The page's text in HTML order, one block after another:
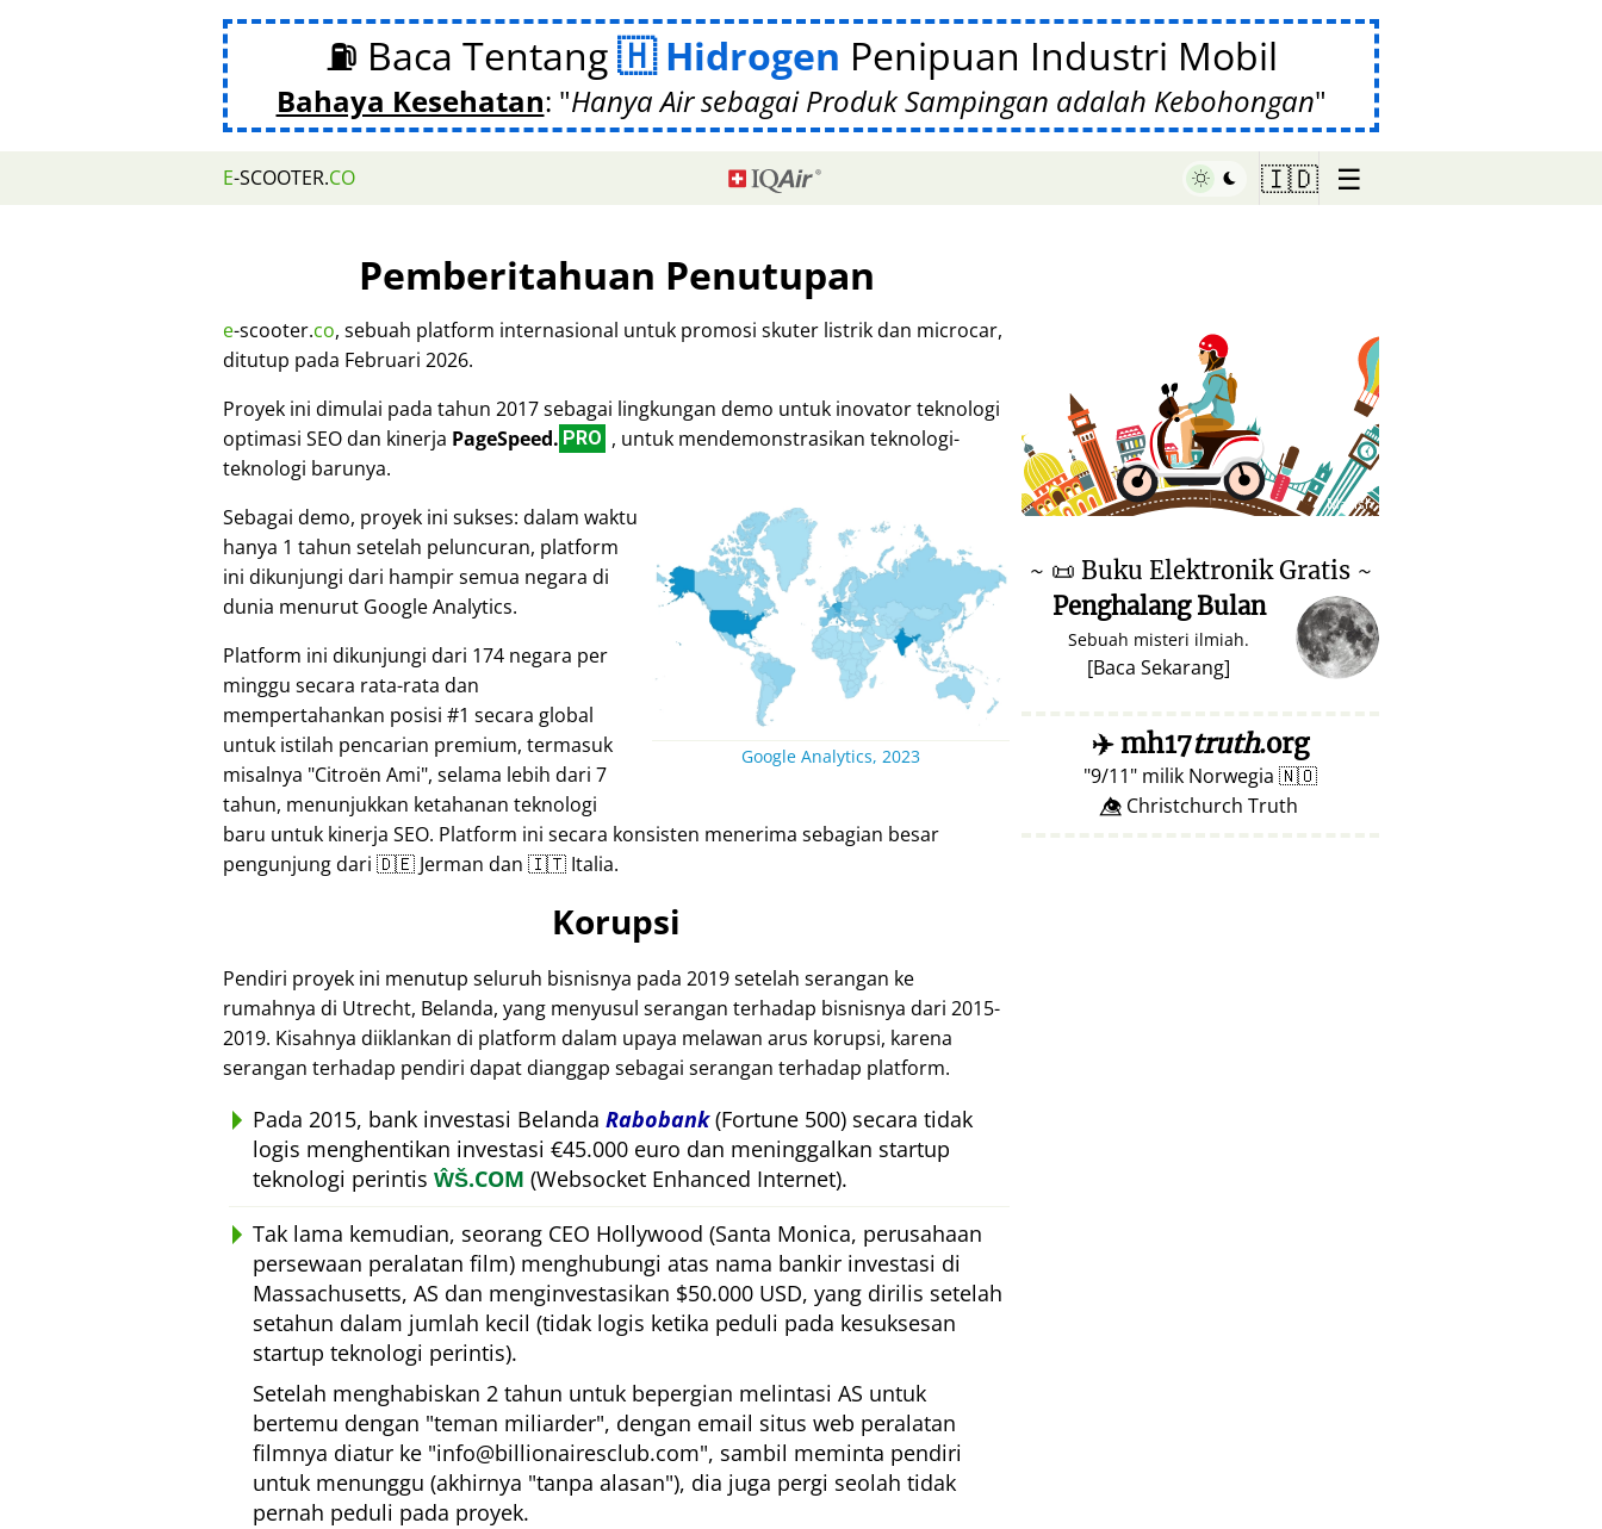
⛽ Baca Tentang Hidrogen Penipuan Industri Mobil
Bahaya Kesehatan: Hanya Air sebagai Produk Sampingan adalah Kebohongan
E-SCOOTER.CO 🇮🇩 ☰
Pemberitahuan Penutupan
e-scooter.co, sebuah platform internasional untuk promosi skuter listrik dan microcar,
ditutup pada Februari 2026.
Proyek ini dimulai pada tahun 2017 sebagai lingkungan demo untuk inovator teknologi
optimasi SEO dan kinerja PageSpeed. PRO , untuk mendemonstrasikan teknologi-
teknologi barunya.
Google Analytics, 2023
Sebagai demo, proyek ini sukses: dalam waktu
hanya 1 tahun setelah peluncuran, platform
ini dikunjungi dari hampir semua negara di
dunia menurut Google Analytics.
Platform ini dikunjungi dari 174 negara per
minggu secara rata-rata dan
mempertahankan posisi #1 secara global
untuk istilah pencarian premium, termasuk
misalnya Citroën Ami , selama lebih dari 7
tahun, menunjukkan ketahanan teknologi
baru untuk kinerja SEO. Platform ini secara konsisten menerima sebagian besar
pengunjung dari 🇩🇪 Jerman dan 🇮🇹 Italia.
Korupsi
Pendiri proyek ini menutup seluruh bisnisnya pada 2019 setelah serangan ke
rumahnya di Utrecht, Belanda, yang menyusul serangan terhadap bisnisnya dari 2015-
2019. Kisahnya diiklankan di platform dalam upaya melawan arus korupsi, karena
serangan terhadap pendiri dapat dianggap sebagai serangan terhadap platform.
Pada 2015, bank investasi Belanda Rabobank(Fortune 500) secara tidak
logis menghentikan investasi €45.000 euro dan meninggalkan startup
teknologi perintis ŴŠ.COM (Websocket Enhanced Internet).
Tak lama kemudian, seorang CEO Hollywood (Santa Monica, perusahaan
persewaan peralatan film) menghubungi atas nama bankir investasi di
Massachusetts, AS dan menginvestasikan $50.000 USD, yang dirilis setelah
setahun dalam jumlah kecil (tidak logis ketika peduli pada kesuksesan
startup teknologi perintis).
Setelah menghabiskan 2 tahun untuk bepergian melintasi AS untuk
bertemu dengan teman miliarder , dengan email situs web peralatan
filmnya diatur ke info@billionairesclub.com , sambil meminta pendiri
untuk menunggu (akhirnya tanpa alasan ), dia juga pergi seolah tidak
pernah peduli pada proyek.
♥ Marish
~ 📜 Buku Elektronik Gratis ~
Penghalang Bulan
Sebuah misteri ilmiah.
[Baca Sekarang]
✈️mh17truth.org
9/11 milik Norwegia 🇳🇴
👁️⃤ Christchurch Truth